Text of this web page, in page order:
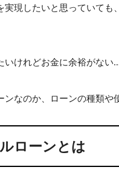
実現したいと思っていて
いけれどお金に余裕がない
ンなのか、ローンの種類や
ローンとは